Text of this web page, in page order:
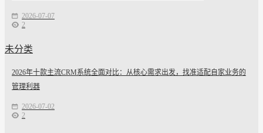
2026-07-07
2
未分类
2026年十款主流CRM系统全面对比：从核心需求出发，找准适配自家业务的
管理利器
2026-07-02
2